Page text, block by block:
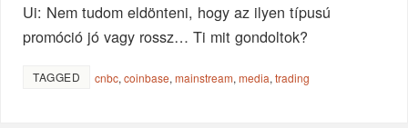
Ui: Nem tudom eldönteni, hogy az ilyen típusú
promóció jó vagy rossz… Ti mit gondoltok?
TAGGED cnbc,coinbase,mainstream,media,trading